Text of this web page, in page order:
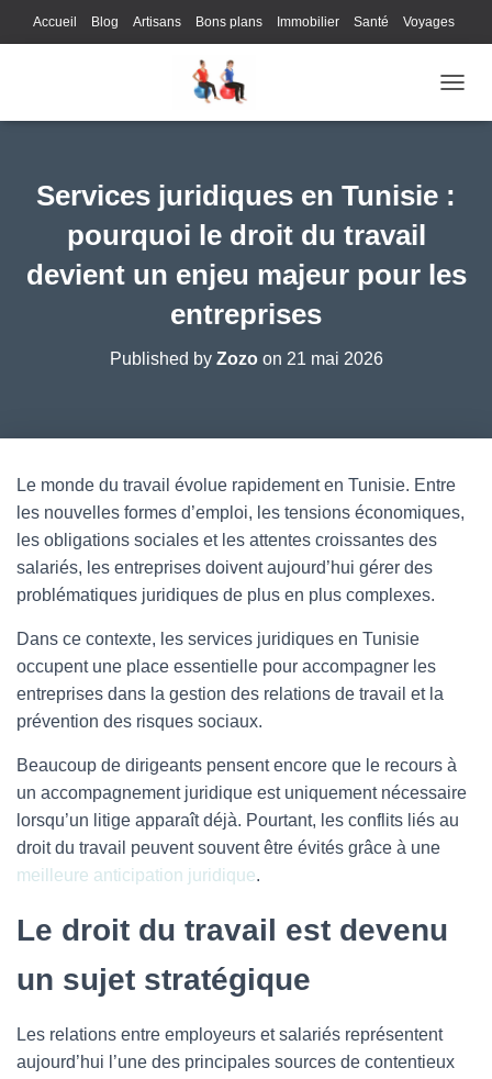
Accueil Blog Artisans Bons plans Immobilier Santé Voyages
Loisirs
Services juridiques en Tunisie :
pourquoi le droit du travail
devient un enjeu majeur pour les
entreprises
Published by Zozoon 21 mai 2026
Le monde du travail évolue rapidement en Tunisie. Entre
les nouvelles formes d’emploi, les tensions économiques,
les obligations sociales et les attentes croissantes des
salariés, les entreprises doivent aujourd’hui gérer des
problématiques juridiques de plus en plus complexes.
Dans ce contexte, les services juridiques en Tunisie
occupent une place essentielle pour accompagner les
entreprises dans la gestion des relations de travail et la
prévention des risques sociaux.
Beaucoup de dirigeants pensent encore que le recours à
un accompagnement juridique est uniquement nécessaire
lorsqu’un litige apparaît déjà. Pourtant, les conflits liés au
droit du travail peuvent souvent être évités grâce à une
meilleure anticipation juridique.
Le droit du travail est devenu
un sujet stratégique
Les relations entre employeurs et salariés représentent
aujourd’hui l’une des principales sources de contentieux